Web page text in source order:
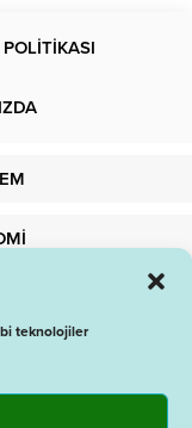
teknolojiler